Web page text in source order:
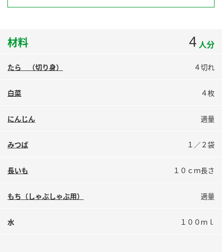
お酢を知ろう！
ぽん酢サワー
各部門が大切にしていること
地図から取り扱い店舗を探す
検索
業務用サイト ミツカングループについて 製造所固有記号一覧
材料 4 人分
たら （切り身） ４切れ
白菜 ４枚
にんじん 適量
みつば １／２袋
長いも １０ｃｍ長さ
もち（しゃぶしゃぶ用） 適量
水 １００ｍｌ